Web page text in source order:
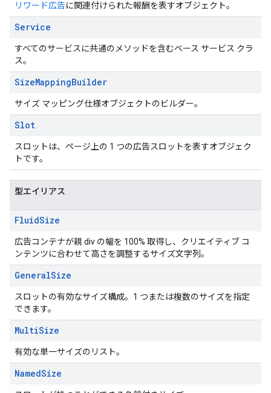
リワード広告に関連付けられた報酬を表すオブジェクト。
Service
すべてのサービスに共通のメソッドを含むベース サービス クラ
ス。
SizeMappingBuilder
サイズ マッピング仕様オブジェクトのビルダー。
Slot
スロットは、ページ上の 1 つの広告スロットを表すオブジェク
トです。
型エイリアス
FluidSize
広告コンテナが親 div の幅を 100% 取得し、クリエイティブ コ
ンテンツに合わせて高さを調整するサイズ文字列。
GeneralSize
スロットの有効なサイズ構成。1 つまたは複数のサイズを指定
できます。
MultiSize
有効な単一サイズのリスト。
NamedSize